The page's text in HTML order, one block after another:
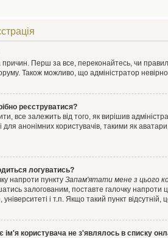
причин. Перш за все, переконайтесь, чи
Також можливо, що адміністратор
реєструватися?
все залежить від того, як вирішив
для анонімних користувачів, такими як
логуватись?
напроти пункту Запам'ятати мене з цього
залогованим, поставте галочку напроти
університеті і т.п. Якщо такий пункт
ім'я користувача не з'являлось в списку